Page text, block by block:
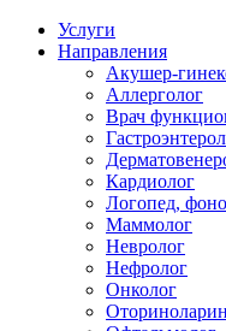
Услуги
Направления
Акушер-
Аллерголог
Врач
Кардиолог
Логопед,
Маммолог
Невролог
Нефролог
Онколог